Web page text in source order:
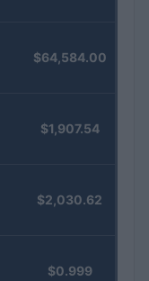
$64,584.00
$1,907.54
$2,030.62
$0.999